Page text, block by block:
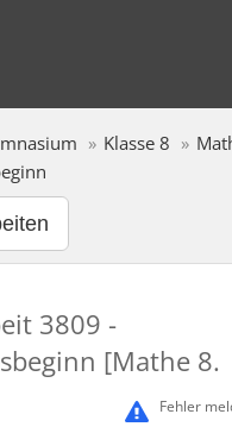
Klasse 8
3809 -
[Mathe 8.
Fehler